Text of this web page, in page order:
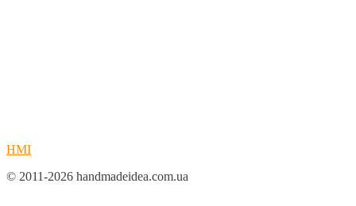
HMI
© 2011-2026 handmadeidea.com.ua